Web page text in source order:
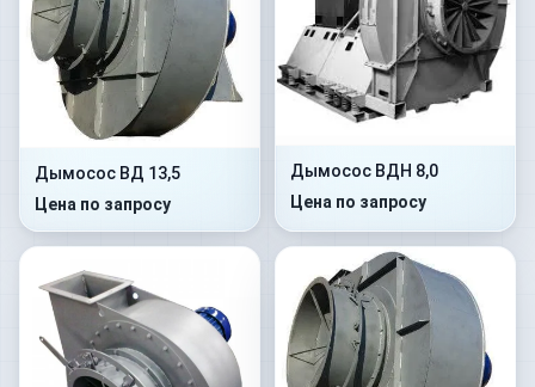
Дымосос ВД 13,5
Цена по запросу
Дымосос ВДН 8,0
Цена по запросу